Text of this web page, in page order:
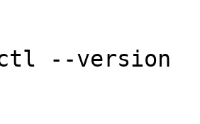
--version